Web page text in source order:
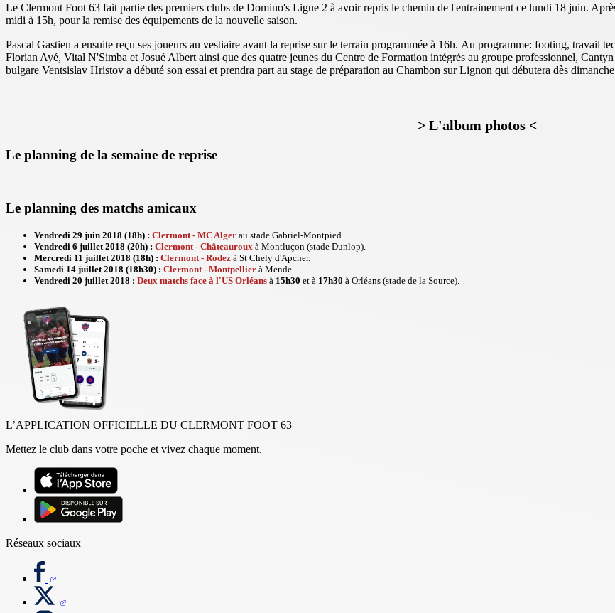
Le Clermont Foot 63 fait partie des premiers clubs de Domino's Ligue 2 à avoir repris le chemin de l'entrainement ce lundi 18 juin.
midi à 15h, pour la remise des équipements de la nouvelle saison.
Pascal Gastien a ensuite reçu ses joueurs au vestiaire avant la reprise sur le terrain programmée à 16h. Au programme: footing, travail
Florian Ayé, Vital N'Simba et Josué Albert ainsi que des quatre jeunes du Centre de Formation intégrés au groupe professionnel,
bulgare Ventsislav Hristov a débuté son essai et prendra part au stage de préparation au Chambon sur Lignon qui débutera dès
> L'album photos <
Le planning de la semaine de reprise
Le planning des matchs amicaux
Vendredi 29 juin 2018 (18h) : Clermont - MC Alger au stade Gabriel-Montpied.
Vendredi 6 juillet 2018 (20h) : Clermont - Châteauroux à Montluçon (stade Dunlop).
Mercredi 11 juillet 2018 (18h) : Clermont - Rodez à St Chely d'Apcher.
Samedi 14 juillet 2018 (18h30) : Clermont - Montpellier à Mende.
Vendredi 20 juillet 2018 : Deux matchs face à l'US Orléans à 15h30 et à 17h30 à Orléans (stade de la Source).
L’APPLICATION OFFICIELLE DU CLERMONT FOOT 63
Mettez le club dans votre poche et vivez chaque moment.
Réseaux sociaux